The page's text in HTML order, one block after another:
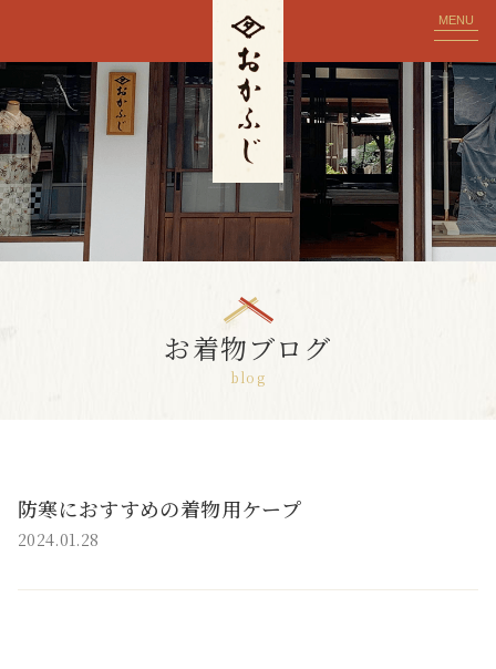
MENU
お着物ブログ
blog
防寒におすすめの着物用ケープ
2024.01.28